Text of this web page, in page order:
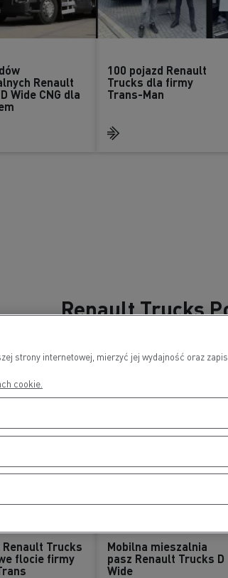
Renault
Wide CNG dla
100 pojazd Renault
Trucks dla firmy
Trans-Man
Renault Trucks
Renault Trucks
flocie firmy
Mobilna mieszalnia
pasz Renault Trucks D
Wide
strony internetowej, mierzyć jej wydajność oraz
cookie.